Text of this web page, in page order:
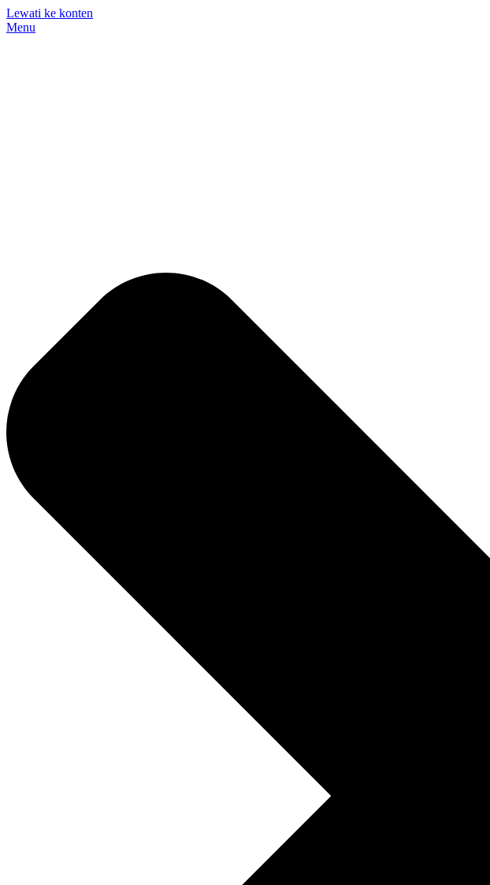
Lewati ke konten
Menu